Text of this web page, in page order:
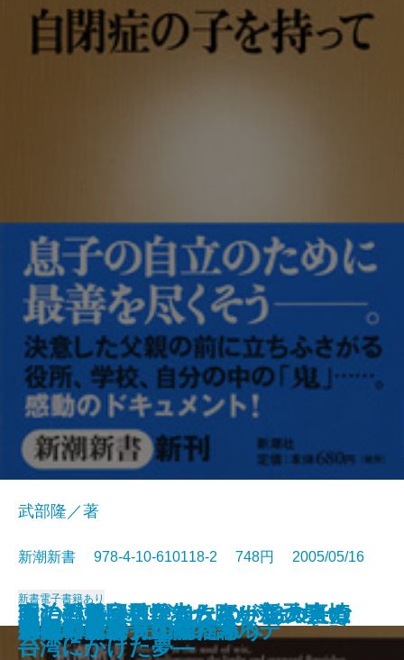
あの戦争は何だったのか―大人の
ための歴史教科書―
ヘミングウェイの言葉
音楽ライターが、書けなかった話
カラフル・イングリッシュ
会社は誰のものか
観光都市 江戸の誕生
被差別の食卓
もしも義経にケータイがあったな
ら
政治の数字―日本一腹が立つデー
タブック―
自閉症の子を持って
武部隆／著
新潮新書 978-4-10-610118-2 748円 2005/05/16
新書電子書籍あり
徳川将軍家十五代のカルテ
妻の浮気―男が知らない13の事情
―
野垂れ死に
「裸のサル」の幸福論
そんな言い方ないだろう
ジャンケン文明論
14歳の子を持つ親たちへ
愚問の骨頂
日本の国境
明治の冒険科学者たち―新天地・
台湾にかけた夢―